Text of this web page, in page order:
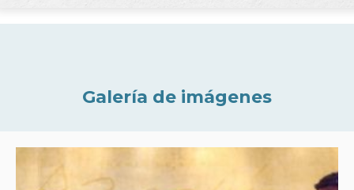
Galería de imágenes